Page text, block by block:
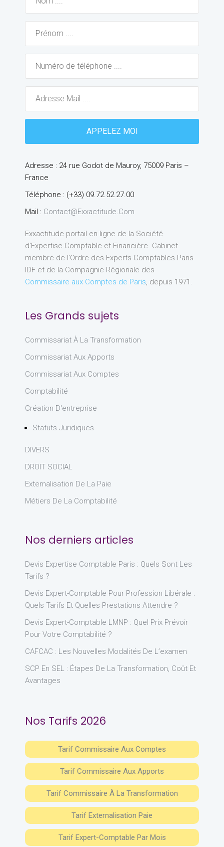
Adresse : 24 rue Godot de Mauroy, 75009 Paris –
France
Téléphone : (+33) 09.72.52.27.00
Mail : Contact@exxactitude.com
Exxactitude portail en ligne de la Société
d’Expertise Comptable et Financière. Cabinet
membre de l’Ordre des Experts Comptables Paris
IDF et de la Compagnie Régionale des
Commissaire aux Comptes de Paris, depuis 1971.
Les Grands sujets
Commissariat À La Transformation
Commissariat Aux Apports
Commissariat Aux Comptes
Comptabilité
Création D'entreprise
Statuts Juridiques
DIVERS
DROIT SOCIAL
Externalisation De La Paie
Métiers De La Comptabilité
Nos derniers articles
Devis Expertise Comptable Paris : Quels Sont Les
Tarifs ?
Devis Expert-Comptable Pour Profession Libérale :
Quels Tarifs Et Quelles Prestations Attendre ?
Devis Expert-Comptable LMNP : Quel Prix Prévoir
Pour Votre Comptabilité ?
CAFCAC : Les Nouvelles Modalités De L’examen
SCP En SEL : Étapes De La Transformation, Coût Et
Avantages
Nos Tarifs 2026
Tarif Commissaire Aux Comptes
Tarif Commissaire Aux Apports
Tarif Commissaire À La Transformation
Tarif Externalisation Paie
Tarif Expert-Comptable Par Mois